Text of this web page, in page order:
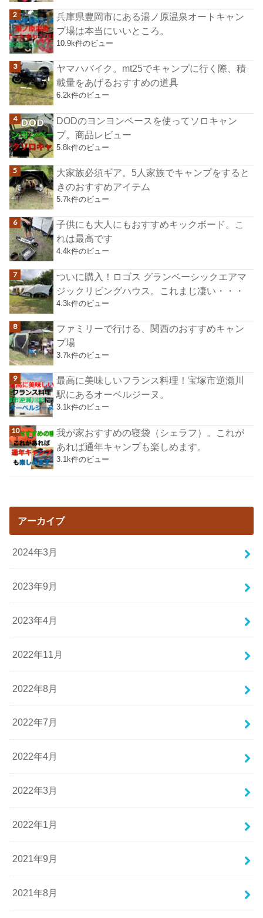
兵庫県豊岡市にある湯ノ原温泉オートキャン
プ場は本当にいいところ。
10.9k件のビュー
ヤマハバイク。mt25でキャンプに行く際、積
載量をあげるおすすめの道具
6.2k件のビュー
DODのヨンヨンベースを使ってソロキャン
プ。商品レビュー
5.8k件のビュー
大家族必須ギア。5人家族でキャンプをすると
きのおすすめアイテム
5.7k件のビュー
子供にも大人にもおすすめキックボード。こ
れは最高です
4.4k件のビュー
ついに購入！ロゴス グランベーシックエアマ
ジックリビングハウス。これまじ凄い・・・
4.3k件のビュー
ファミリーで行ける、関西のおすすめキャン
プ場
3.7k件のビュー
最高に美味しいフランス料理！宝塚市逆瀬川
駅にあるオーベルジーヌ。
3.1k件のビュー
我が家おすすめの寝袋（シェラフ）。これが
あれば通年キャンプも楽しめます。
3.1k件のビュー
アーカイブ
2024年3月
2023年9月
2023年4月
2022年11月
2022年8月
2022年7月
2022年4月
2022年3月
2022年1月
2021年9月
2021年8月